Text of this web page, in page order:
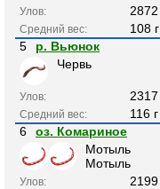
Улов: 2872
Средний вес:
108 г
5
р. Вьюнок
Червь
Улов: 2317
Средний вес:
116 г
6
оз. Комариное
Мотыль
Мотыль
Улов: 2199